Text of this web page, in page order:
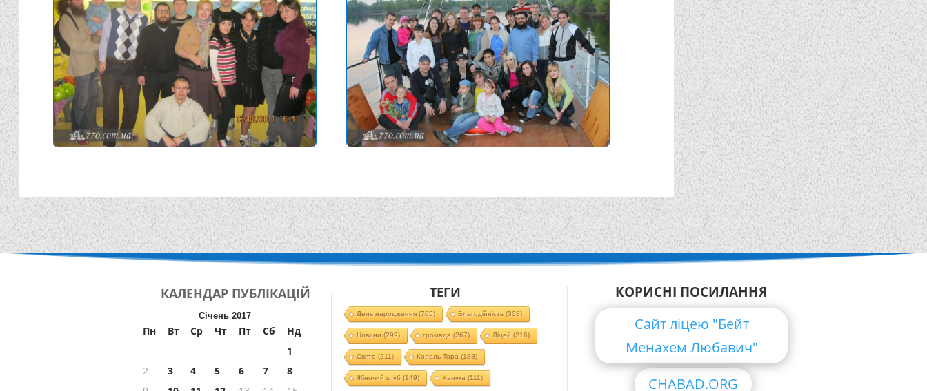
КАЛЕНДАР ПУБЛІКАЦІЙ
Січень 2017
Пн Вт Ср Чт Пт Сб
Нд
1
2
3 4 5 6 7
8
ТЕГИ
День народження(705) Благодійність (308)
Новини (299) громада (267) Ліцей (216)
Свято (211) Колель Тора (188)
Жіночий клуб (149) Ханука (111)
КОРИСНІ ПОСИЛАННЯ
Сайт ліцею "Бейт
Менахем Любавич"
CHABAD.ORG